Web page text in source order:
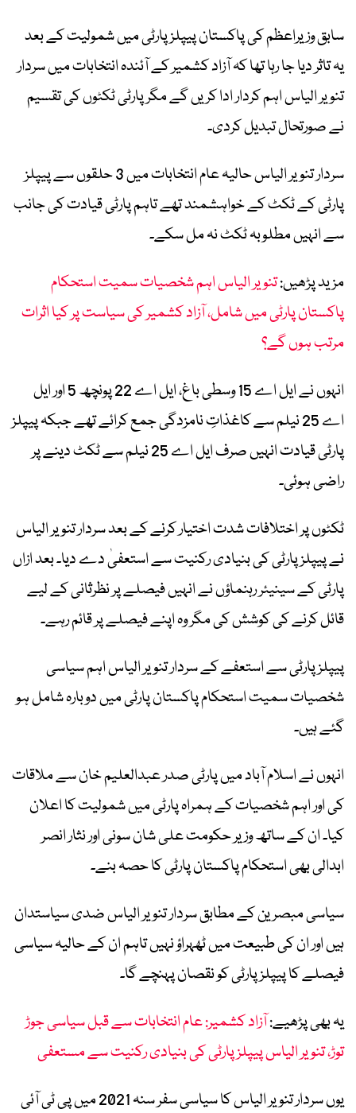
سابق وزیراعظم کی پاکستان پیپلز پارٹی میں شمولیت کے بعد
یہ تاثر دیا جا رہا تھا کہ آزاد کشمیر کے آئندہ انتخابات میں سردار
تنویر الیاس اہم کردار ادا کریں گے مگر پارٹی ٹکٹوں کی تقسیم
نے صورتحال تبدیل کردی۔
سردار تنویر الیاس حالیہ عام انتخابات میں 3 حلقوں سے پیپلز
پارٹی کے ٹکٹ کے خواہشمند تھے تاہم پارٹی قیادت کی جانب
سے انہیں مطلوبہ ٹکٹ نہ مل سکے۔
مزید پڑھیں:تنویر الیاس اہم شخصیات سمیت استحکام
پاکستان پارٹی میں شامل، آزاد کشمیر کی سیاست پر کیا اثرات
مرتب ہوں گے؟
انہوں نے ایل اے 15 وسطی باغ، ایل اے 22 پونچھ 5 اور ایل
اے 25 نیلم سے کاغذاتِ نامزدگی جمع کرائے تھے جبکہ پیپلز
پارٹی قیادت انہیں صرف ایل اے 25 نیلم سے ٹکٹ دینے پر
راضی ہوئی۔
ٹکٹوں پر اختلافات شدت اختیار کرنے کے بعد سردار تنویر الیاس
نے پیپلز پارٹی کی بنیادی رکنیت سے استعفیٰ دے دیا۔ بعد ازاں
پارٹی کے سینیئر رہنماؤں نے انہیں فیصلے پر نظرثانی کے لیے
قائل کرنے کی کوشش کی مگر وہ اپنے فیصلے پر قائم رہے۔
پیپلز پارٹی سے استعفے کے سردار تنویر الیاس اہم سیاسی
شخصیات سمیت استحکام پاکستان پارٹی میں دوبارہ شامل ہو
گئے ہیں۔
انہوں نے اسلام آباد میں پارٹی صدر عبدالعلیم خان سے ملاقات
کی اور اہم شخصیات کے ہمراہ پارٹی میں شمولیت کا اعلان
کیا۔ ان کے ساتھ وزیر حکومت علی شان سونی اور نثار انصر
ابدالی بھی استحکام پاکستان پارٹی کا حصہ بنے۔
سیاسی مبصرین کے مطابق سردار تنویر الیاس ضدی سیاستدان
ہیں اور ان کی طبیعت میں ٹھہراؤ نہیں تاہم ان کے حالیہ سیاسی
فیصلے کا پیپلز پارٹی کو نقصان پہنچے گا۔
یہ بھی پڑھیے:آزاد کشمیر: عام انتخابات سے قبل سیاسی جوڑ
توڑ، تنویر الیاس پیپلز پارٹی کی بنیادی رکنیت سے مستعفی
یوں سردار تنویر الیاس کا سیاسی سفر سنہ 2021 میں پی ٹی آئی